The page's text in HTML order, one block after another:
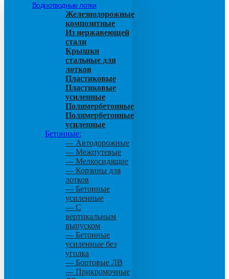
Водоотводные лотки
Железнодорожные
композитные
Из нержавеющей
стали
Крышки
стальные для
лотков
Пластиковые
Пластиковые
усиленные
Полимербетонные
Полимербетонные
усиленные
Бетонные:
— Автодорожные
— Межпутевые
— Мелкосидящие
— Корзины для
лотков
— Бетонные
усиленные
— С
вертикальным
выпуском
— Бетонные
усиленные без
уголка
— Бортовые ЛВ
— Прикромочные